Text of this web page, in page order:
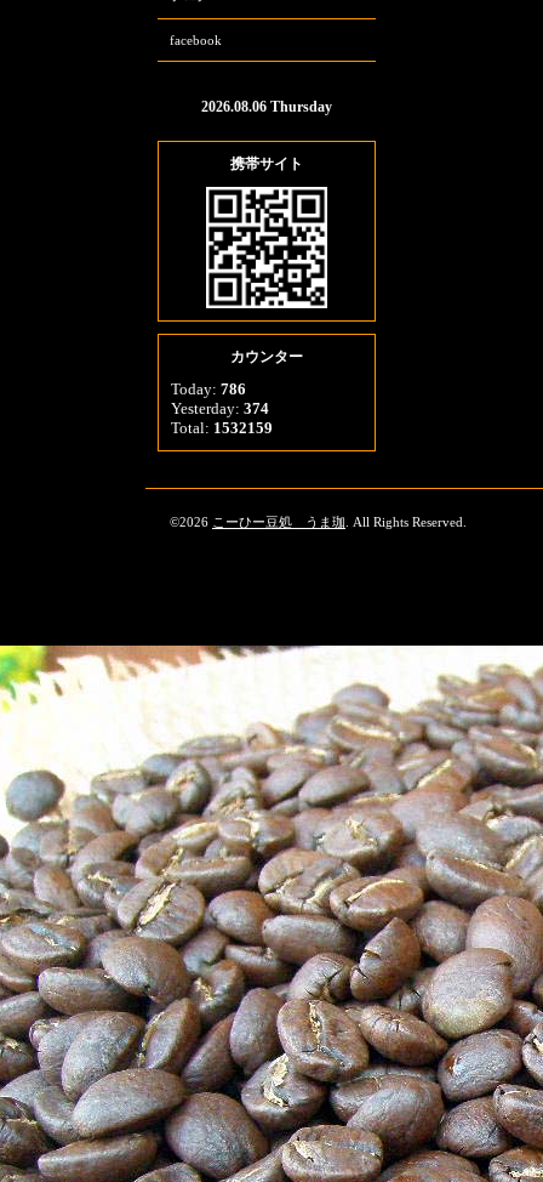
facebook
2026.08.06 Thursday
携帯サイト
カウンター
Today: 786
Yesterday: 374
Total: 1532159
©2026 こーひー豆処 うま珈 . All Rights Reserved.